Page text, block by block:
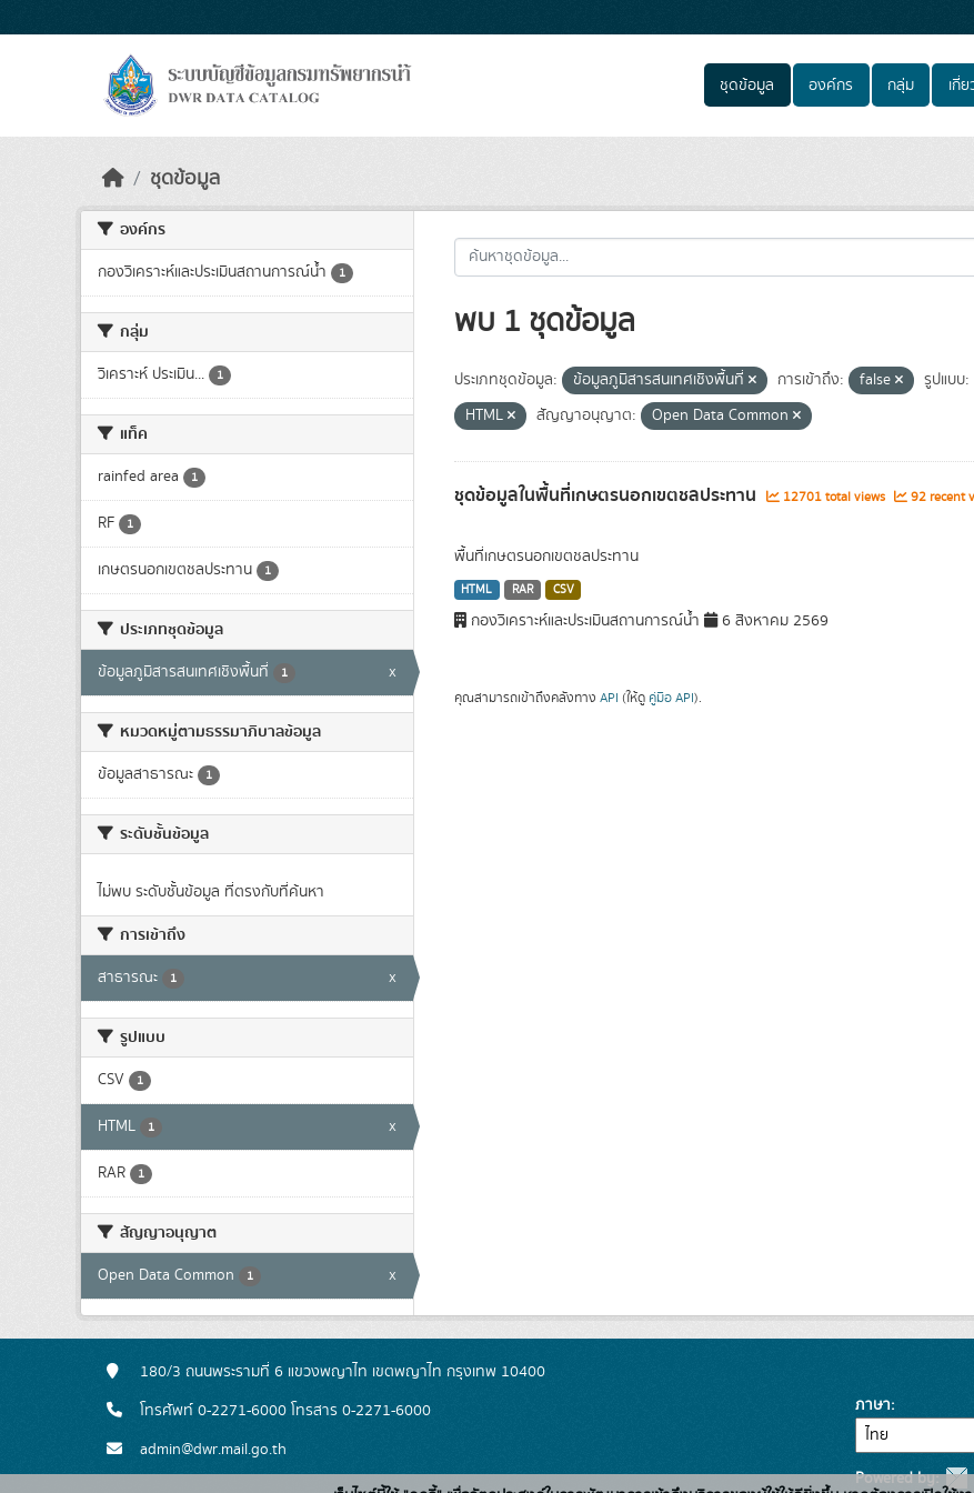
ชุดข้อมูล องค์กร กลุ่ม เกี่
ชุดข้อมูล
องค์กร
กองวิเคราะห์และประเมินสถานการณ์น้ำ 1
กลุ่ม
วิเคราะห์ ประเมิน... 1
แท็ค
rainfed area 1
RF 1
เกษตรนอกเขตชลประทาน 1
ประเภทชุดข้อมูล
ข้อมูลภูมิสารสนเทศเชิงพื้นที่ 1 x
หมวดหมู่ตามธรรมาภิบาลข้อมูล
ข้อมูลสาธารณะ 1
ระดับชั้นข้อมูล
ไม่พบ ระดับชั้นข้อมูล ที่ตรงกับที่ค้นหา
การเข้าถึง
สาธารณะ 1 x
รูปแบบ
CSV 1
HTML 1 x
RAR 1
สัญญาอนุญาต
Open Data Common 1 x
พบ 1 ชุดข้อมูล
ประเภทชุดข้อมูล: ข้อมูลภูมิสารสนเทศเชิงพื้นที่ การเข้าถึง: false
รูปแบบ:
HTML
สัญญาอนุญาต: Open Data Common
ชุดข้อมูลในพื้นที่เกษตรนอกเขตชลประทาน 12701 total views 92 recent
พื้นที่เกษตรนอกเขตชลประทาน
HTML RAR CSV
กองวิเคราะห์และประเมินสถานการณ์น้ำ 6 สิงหาคม 2569
คุณสามารถเข้าถึงคลังทาง API (ให้ดู คู่มือ API).
180/3 ถนนพระรามที่ 6 แขวงพญาไท เขตพญาไท กรุงเทพ 10400
โทรศัพท์ 0-2271-6000 โทรสาร 0-2271-6000
admin@dwr.mail.go.th
ภาษา
Powered by: